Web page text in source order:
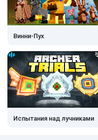
Винни-Пух
Испытания над лучниками